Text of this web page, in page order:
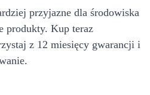
przyjazne dla środowiska
produkty. Kup teraz
z 12 miesięcy gwarancji i